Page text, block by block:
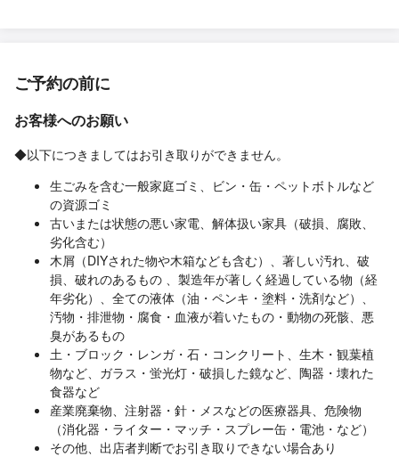
ご予約の前に
お客様へのお願い
◆以下につきましてはお引き取りができません。
生ごみを含む一般家庭ゴミ、ビン・缶・ペットボトルなど
の資源ゴミ
古いまたは状態の悪い家電、解体扱い家具（破損、腐敗、
劣化含む）
木屑（DIYされた物や木箱なども含む）、著しい汚れ、破
損、破れのあるもの 、製造年が著しく経過している物（経
年劣化）、全ての液体（油・ペンキ・塗料・洗剤など）、
汚物・排泄物・腐食・血液が着いたもの・動物の死骸、悪
臭があるもの
土・ブロック・レンガ・石・コンクリート、生木・観葉植
物など、ガラス・蛍光灯・破損した鏡など、陶器・壊れた
食器など
産業廃棄物、注射器・針・メスなどの医療器具、危険物
（消化器・ライター・マッチ・スプレー缶・電池・など）
その他、出店者判断でお引き取りできない場合あり